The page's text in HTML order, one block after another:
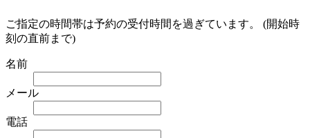
ご指定の時間帯は予約の受付時間を過ぎています。 (開始時
刻の直前まで)
名前
メール
電話